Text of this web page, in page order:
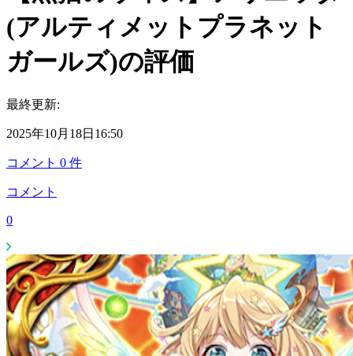
(アルティメットプラネット
ガールズ)の評価
最終更新:
2025年10月18日16:50
コメント 0 件
コメント
0